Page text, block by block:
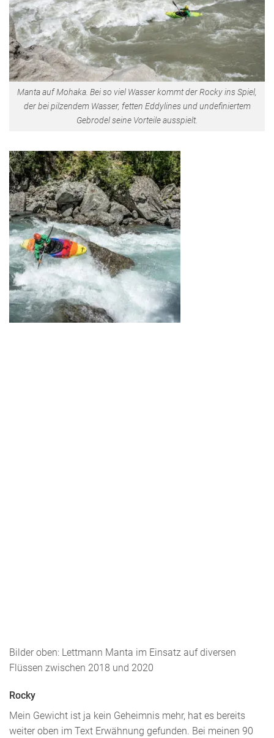
Manta auf Mohaka. Bei so viel Wasser kommt der Rocky ins Spiel,
der bei pilzendem Wasser, fetten Eddylines und undefiniertem
Gebrodel seine Vorteile ausspielt.
Bilder oben: Lettmann Manta im Einsatz auf diversen
Flüssen zwischen 2018 und 2020
Rocky
Mein Gewicht ist ja kein Geheimnis mehr, hat es bereits
weiter oben im Text Erwähnung gefunden. Bei meinen 90